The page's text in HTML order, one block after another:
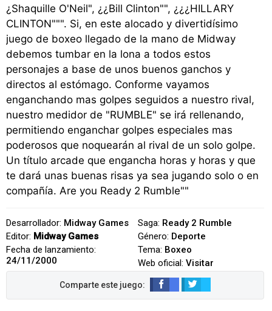
¿Shaquille O'Neil", ¿¿Bill Clinton"", ¿¿¿HILLARY
CLINTON""". Si, en este alocado y divertidísimo
juego de boxeo llegado de la mano de Midway
debemos tumbar en la lona a todos estos
personajes a base de unos buenos ganchos y
directos al estómago. Conforme vayamos
enganchando mas golpes seguidos a nuestro rival,
nuestro medidor de "RUMBLE" se irá rellenando,
permitiendo enganchar golpes especiales mas
poderosos que noquearán al rival de un solo golpe.
Un título arcade que engancha horas y horas y que
te dará unas buenas risas ya sea jugando solo o en
compañía. Are you Ready 2 Rumble""
Desarrollador: Midway Games
Editor: Midway Games
Fecha de lanzamiento:
24/11/2000
Saga: Ready 2 Rumble
Género: Deporte
Tema: Boxeo
Web oficial: Visitar